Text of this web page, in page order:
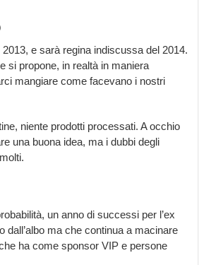
2013, e sarà regina indiscussa del 2014.
si propone, in realtà in maniera
mangiare come facevano i nostri
niente prodotti processati. A occhio
una buona idea, ma i dubbi degli
un anno di successi per l’ex
dall’albo ma che continua a macinare
ha come sponsor VIP e persone